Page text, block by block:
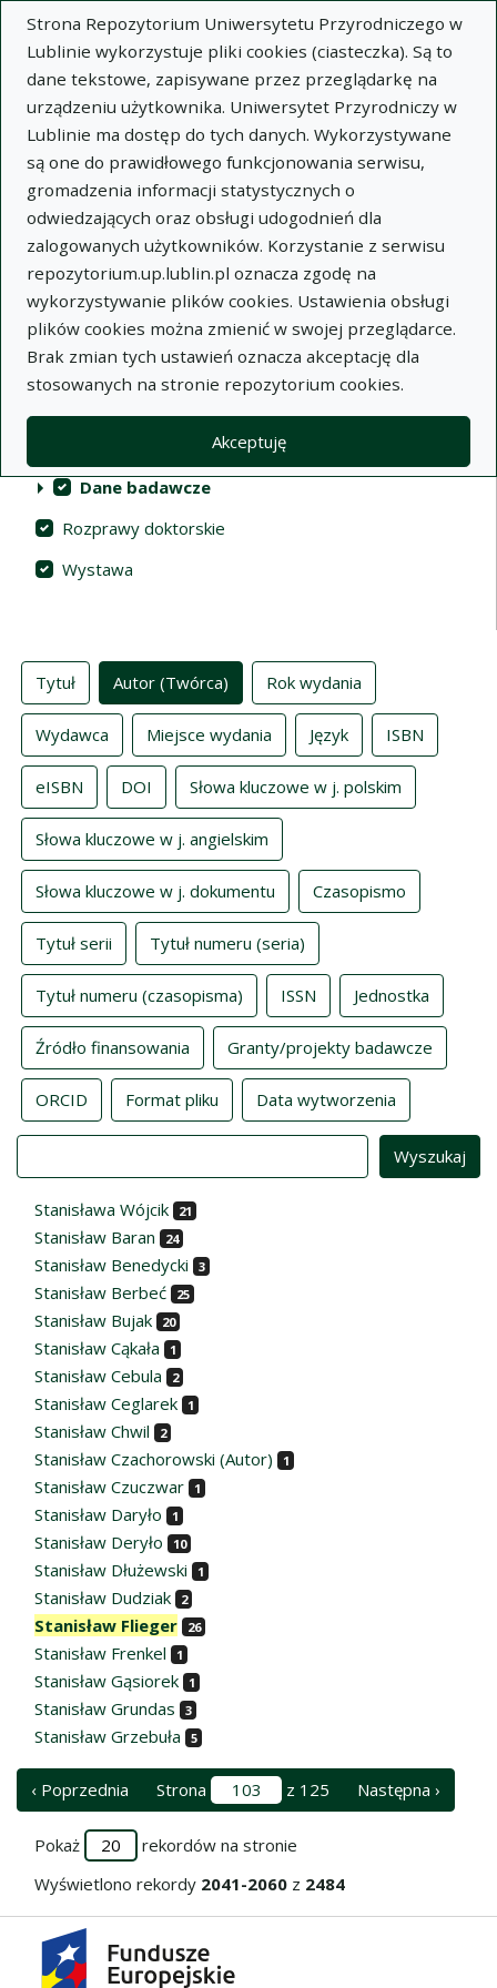
Strona Repozytorium Uniwersytetu Przyrodniczego w
Lublinie wykorzystuje pliki cookies (ciasteczka). Są to
dane tekstowe, zapisywane przez przeglądarkę na
urządzeniu użytkownika. Uniwersytet Przyrodniczy w
Lublinie ma dostęp do tych danych. Wykorzystywane
są one do prawidłowego funkcjonowania serwisu,
gromadzenia informacji statystycznych o
odwiedzających oraz obsługi udogodnień dla
zalogowanych użytkowników. Korzystanie z serwisu
repozytorium.up.lublin.pl oznacza zgodę na
wykorzystywanie plików cookies. Ustawienia obsługi
plików cookies można zmienić w swojej przeglądarce.
Brak zmian tych ustawień oznacza akceptację dla
stosowanych na stronie repozytorium cookies.
Akceptuję
Repozytorium Uniwersytetu
Przyrodniczego w Lublinie
Indeksy
Akcje na kolekcjach Wyczyść Zaznacz wszystko
Kolekcje(automatyczne przeładowanie treści)
Publikacje naukowe
Materiały audiowizualne
Dane badawcze
Rozprawy doktorskie
Wystawa
Indeksy
Tytuł Autor (Twórca) Rok wydania
Wydawca Miejsce wydania Język ISBN
eISBN DOI Słowa kluczowe w j. polskim
Słowa kluczowe w j. angielskim
Słowa kluczowe w j. dokumentu Czasopismo
Tytuł serii Tytuł numeru (seria)
Tytuł numeru (czasopisma) ISSN Jednostka
Źródło finansowania Granty/projekty badawcze
ORCID Format pliku Data wytworzenia
Stanisława Wójcik 21
Stanisław Baran 24
Stanisław Benedycki 3
Stanisław Berbeć 25
Stanisław Bujak 20
Stanisław Cąkała 1
Stanisław Cebula 2
Stanisław Ceglarek 1
Stanisław Chwil 2
Stanisław Czachorowski (Autor) 1
Stanisław Czuczwar 1
Stanisław Daryło 1
Stanisław Deryło 10
Stanisław Dłużewski 1
Stanisław Dudziak 2
Stanisław Flieger 26
Stanisław Frenkel 1
Stanisław Gąsiorek 1
Stanisław Grundas 3
Stanisław Grzebuła 5
‹ Poprzednia Strona z 125 Następna ›
Pokaż
rekordów na stronie
Wyświetlono rekordy 2041-2060 z 2484